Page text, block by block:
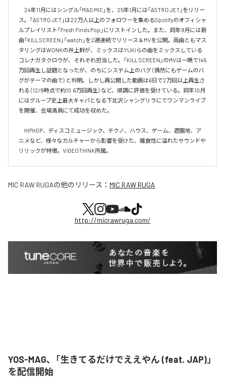
24年11月にはシングル「MAD MIC」を、25年1月には「ASTRO JET」をリリー
ス。「ASTRO JET」は22万人以上のフォロワーを集めるSpotifyのオフィシャ
ルプレイリスト「Fresh Finds Pop」にリストインした。また、同年9月には新
曲「KILL SCREEN」「watch」を2週連続でリリース＆MVを公開。両曲ともマス
タリングはWONKの井上幹が、ミックスはYUKIらの曲をミックスしている
コレナガタクロウが、それぞれ担当した。「KILL SCREEN」のMVは一晩で145
万回再生し話題となったが、のちにシステム上のバグ（偶然にもゲームのバ
グがテーマの曲で）と判明。しかし再公開した動画は6日で2万回以上再生さ
れる（12/9時点で約10.6万回再生）など、順調に評価を受けている。同年10月
にはグループ史上最大キャパとなる下北沢シャングリラにてワンマンライブ
を開催、会場満員にて成功を収めた。
HIPHOP、ディスコミュージック、テクノ、ハウス、ゲーム、遊園地、ア
ニメなど、様々なカルチャーから影響を受けた、雑食性に溢れたサウンドや
リリックが特徴。VIDEOTHINK所属。
MIC RAW RUGAの他のリリース： MIC RAW RUGA
http://micrawruga.com/
YOS-MAG、「生きてるだけでええやん (feat. JAP)」
を配信開始